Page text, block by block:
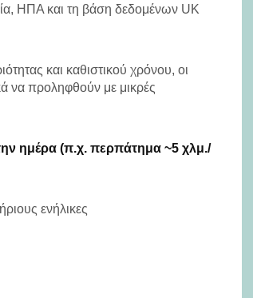
ΗΠΑ και τη βάση δεδομένων UK
και καθιστικού χρόνου, οι
να προληφθούν με μικρές
ημέρα (π.χ. περπάτημα ~5 χλμ./
ενήλικες